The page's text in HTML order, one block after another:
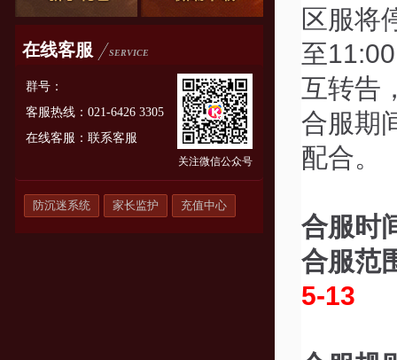
在线客服 SERVICE
群号：
客服热线：021-6426 3305
在线客服： 联系客服
关注微信公众号
防沉迷系统 家长监护 充值中心
区服将
至
互转告
合服期
配合。
合服时
合服范
5-13